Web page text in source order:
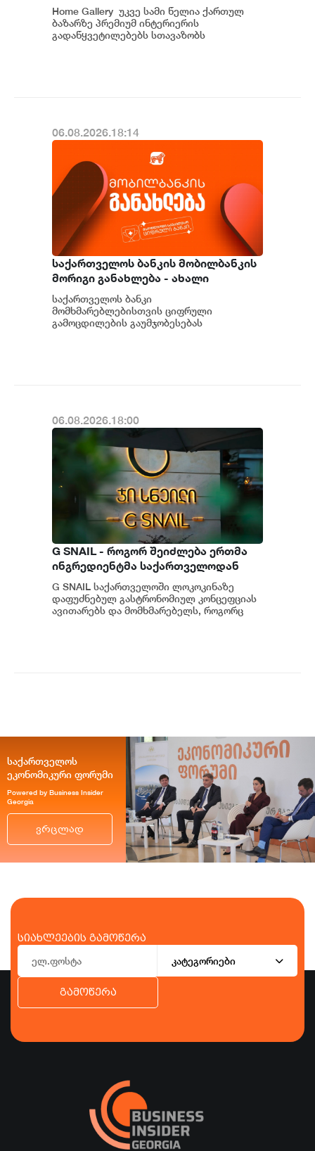
საქართველოში
Home Gallery უკვე სამი წელია ქართულ
ბაზარზე პრემიუმ ინტერიერის
გადაწყვეტილებებს სთავაზობს
06.08.2026.18:14
საქართველოს ბანკის მობილბანკის
მორიგი განახლება - ახალი
შესაძლებლობები
მომხმარებლებისთვის
საქართველოს ბანკი
მომხმარებლებისთვის ციფრული
გამოცდილების გაუმჯობესებას
06.08.2026.18:00
G SNAIL - როგორ შეიძლება ერთმა
ინგრედიენტმა საქართველოდან
საერთაშორისო კულინარიულ
კონცეფციას ჩაუყაროს საფუძველი
G SNAIL საქართველოში ლოკოკინაზე
დაფუძნებულ გასტრონომიულ კონცეფციას
ავითარებს და მომხმარებელს, როგორც
საქართველოს
ეკონომიკური ფორუმი
Powered by Business Insider
Georgia
ვრცლად
სიახლეების გამოწერა
კატეგორიები
გამოწერა